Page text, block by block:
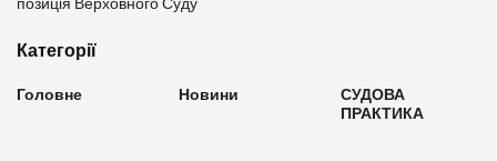
Категорії
Головне Новини
СУДОВА
ПРАКТИКА